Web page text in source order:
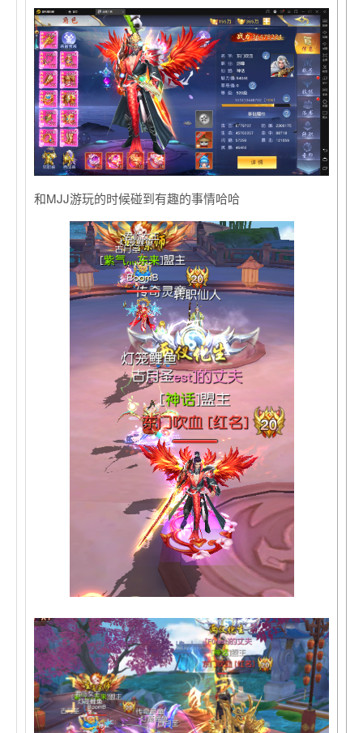
和MJJ游玩的时候碰到有趣的事情哈哈